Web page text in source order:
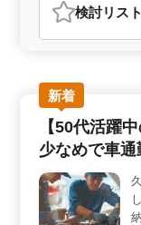
おすすめポイ
＜需要＞ 埼玉県
ホームで、看護
康管理や介護業
チェックや内服
と健康を守りま
が期待されて
能であり、週休2
やすさが重視さ
新たなキャリ
＜福利厚生＞ 年
検討リスト
新着
【50代活躍
少なめで車通